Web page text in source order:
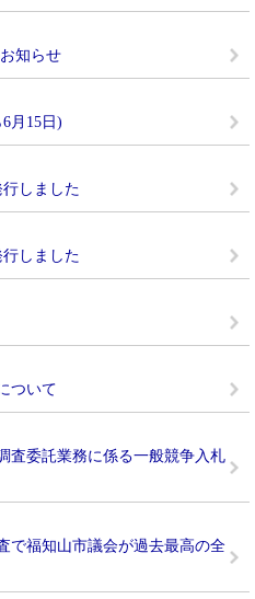
知らせ
月15日)
しました
しました
ついて
査委託業務に係る一般競争入札
で福知山市議会が過去最高の全